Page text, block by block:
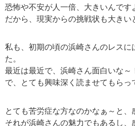
恐怖や不安が人一倍、大きいんです
だから、現実からの挑戦状も大きい
私も、初期の頃の浜崎さんのレスに
た。
最近は最近で、浜崎さん面白いな～
で、とても興味深く読ませてもらっ
とても苦労症な方なのかなぁ～と、
それが浜崎さんの魅力でもあるし、